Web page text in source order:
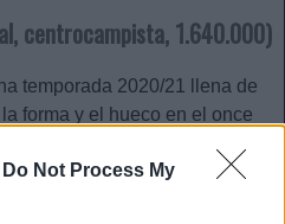
Do Not Process My
centrocampista, 1.640.000)
temporada 2020/21 llena de
forma y el hueco en el once
Se espera que esté disponible